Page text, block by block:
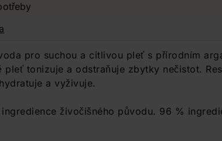
pro suchou a citlivou pleť s přírodním
pleť tonizuje a odstraňuje zbytky nečistot.
a vyživuje.
živočišného původu. 96 %